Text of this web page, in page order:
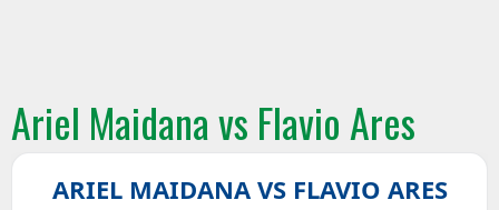
Ariel Maidana vs Flavio Ares
ARIEL MAIDANA VS FLAVIO ARES